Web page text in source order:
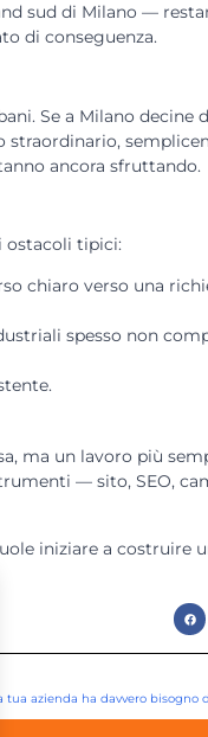
sud di Milano —
di conseguenza.
Se a Milano decine
straordinario,
ancora sfruttando.
ostacoli tipici:
chiaro verso una
spesso non
ma un lavoro più
— sito, SEO,
iniziare a costruire
tua azienda ha davvero bisogno